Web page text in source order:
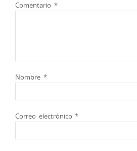
Comentario *
Nombre *
Correo electrónico*